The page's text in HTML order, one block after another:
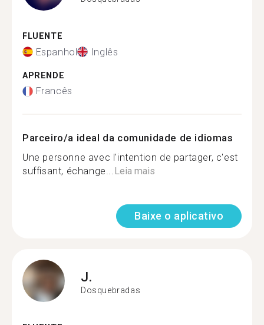
FLUENTE
Espanhol Inglês
APRENDE
Francês
Parceiro/a ideal da comunidade de idiomas
Une personne avec l'intention de partager, c'est
suffisant, échange...Leia mais
Baixe o aplicativo
J.
Dosquebradas